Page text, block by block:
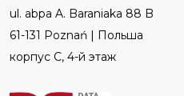
ul. abpa A. Baraniaka 88 B
61-131 Poznań | Польша
корпус C, 4-й этаж